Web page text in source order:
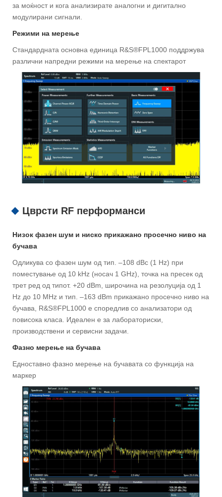
за моќност и кога анализирате аналогни и дигитално
модулирани сигнали.
Режими на мерење
Стандардната основна единица R&S®FPL1000 поддржува
различни напредни режими на мерење на спектарот
Цврсти RF перформанси
Низок фазен шум и ниско прикажано просечно ниво на
бучава
Одликува со фазен шум од тип. –108 dBc (1 Hz) при
поместување од 10 kHz (носач 1 GHz), точка на пресек од
трет ред од типот. +20 dBm, широчина на резолуција од 1
Hz до 10 MHz и тип. –163 dBm прикажано просечно ниво на
бучава, R&S®FPL1000 е споредлив со анализатори од
повисока класа. Идеален е за лабораториски,
производствени и сервисни задачи.
Фазно мерење на бучава
Едноставно фазно мерење на бучавата со функција на
маркер